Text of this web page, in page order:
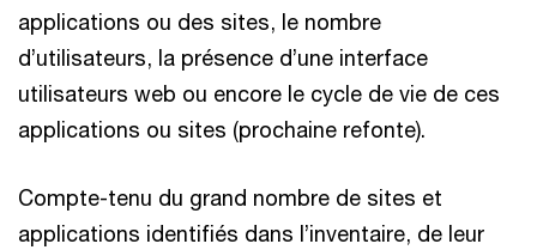
applications ou des sites, le nombre
d’utilisateurs, la présence d’une interface
utilisateurs web ou encore le cycle de vie de ces
applications ou sites (prochaine refonte).
Compte-tenu du grand nombre de sites et
applications identifiés dans l’inventaire, de leur